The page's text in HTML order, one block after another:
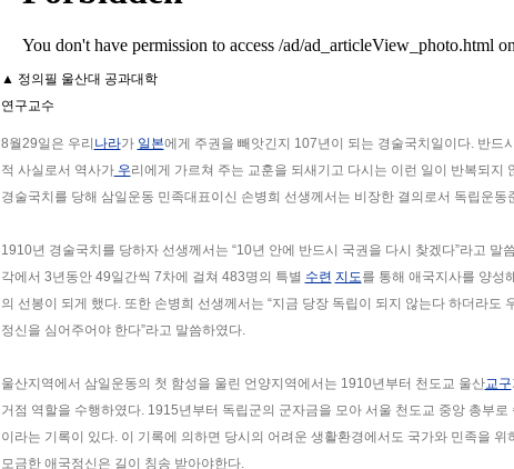
▲ 정의필 울산대 공과대학
연구교수
8월29일은 우리 나라가 일본에게 주권을 빼앗긴지 107년이 되는 경술국치일이다. 반드
적 사실로서 역사가우리에게 가르쳐 주는 교훈을 되새기고 다시는 이런 일이 반복되지
경술국치를 당해 삼일운동 민족대표이신 손병희 선생께서는 비장한 결의로서 독립운동
1910년 경술국치를 당하자 선생께서는 “10년 안에 반드시 국권을 다시 찾겠다”라고 말
각에서 3년동안 49일간씩 7차에 걸쳐 483명의 특별 수련 지도를 통해 애국지사를 양성
의 선봉이 되게 했다. 또한 손병희 선생께서는 “지금 당장 독립이 되지 않는다 하더라도
정신을 심어주어야 한다”라고 말씀하였다.
울산지역에서 삼일운동의 첫 함성을 울린 언양지역에서는 1910년부터 천도교 울산교구
거점 역할을 수행하였다. 1915년부터 독립군의 군자금을 모아 서울 천도교 중앙 총부로
이라는 기록이 있다. 이 기록에 의하면 당시의 어려운 생활환경에서도 국가와 민족을 위
모금한 애국정신은 길이 칭송 받아야한다.